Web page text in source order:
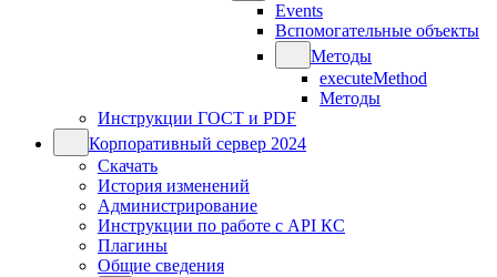
Events
Вспомогательные объекты
Методы
executeMethod
Методы
Инструкции ГОСТ и PDF
Корпоративный сервер 2024
Скачать
История изменений
Администрирование
Инструкции по работе с API КС
Плагины
Общие сведения